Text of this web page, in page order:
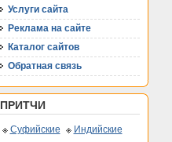
Услуги сайта
Реклама на сайте
Каталог сайтов
Обратная связь
ПРИТЧИ
Суфийские
Индийские